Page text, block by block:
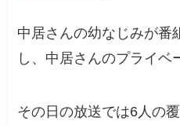
中居さんの幼なじみが番
し、中居さんのプライベ
その日の放送では6人の